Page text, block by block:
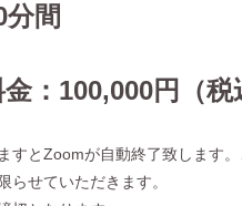
分間
金：100,000円（税
すとZoomが自動終了致します
せていただきます。